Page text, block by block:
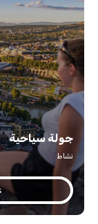
جولة سياحية
نشاط